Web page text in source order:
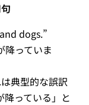
dogs.”
降っていま
典型的な誤訳
降っている」と